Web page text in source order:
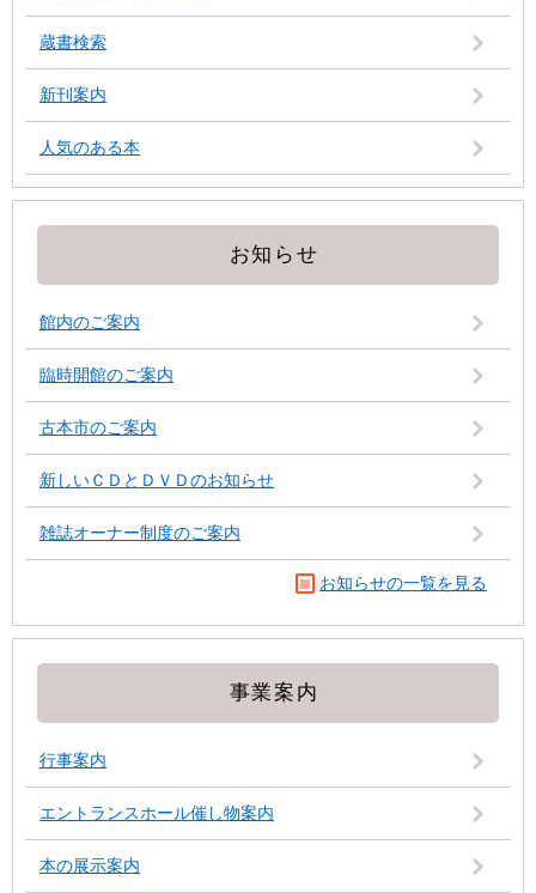
蔵書検索
新刊案内
人気のある本
お知らせ
館内のご案内
臨時開館のご案内
古本市のご案内
新しいＣＤとＤＶＤのお知らせ
雑誌オーナー制度のご案内
お知らせの一覧を見る
事業案内
行事案内
エントランスホール催し物案内
本の展示案内